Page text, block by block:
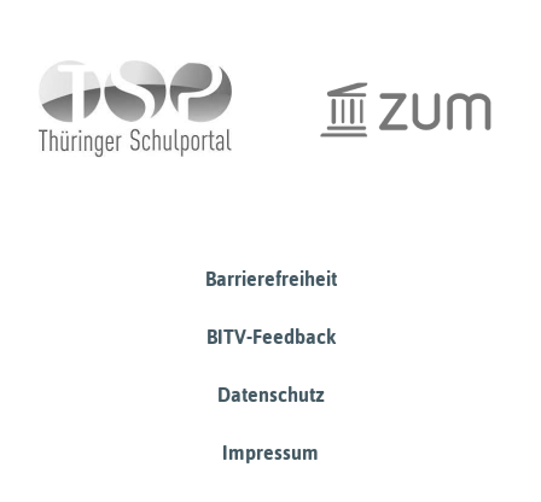
Barrierefreiheit
BITV-Feedback
Datenschutz
Impressum